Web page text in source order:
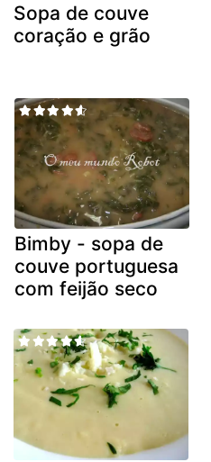
Sopa de couve
coração e grão
Bimby - sopa de
couve portuguesa
com feijão seco